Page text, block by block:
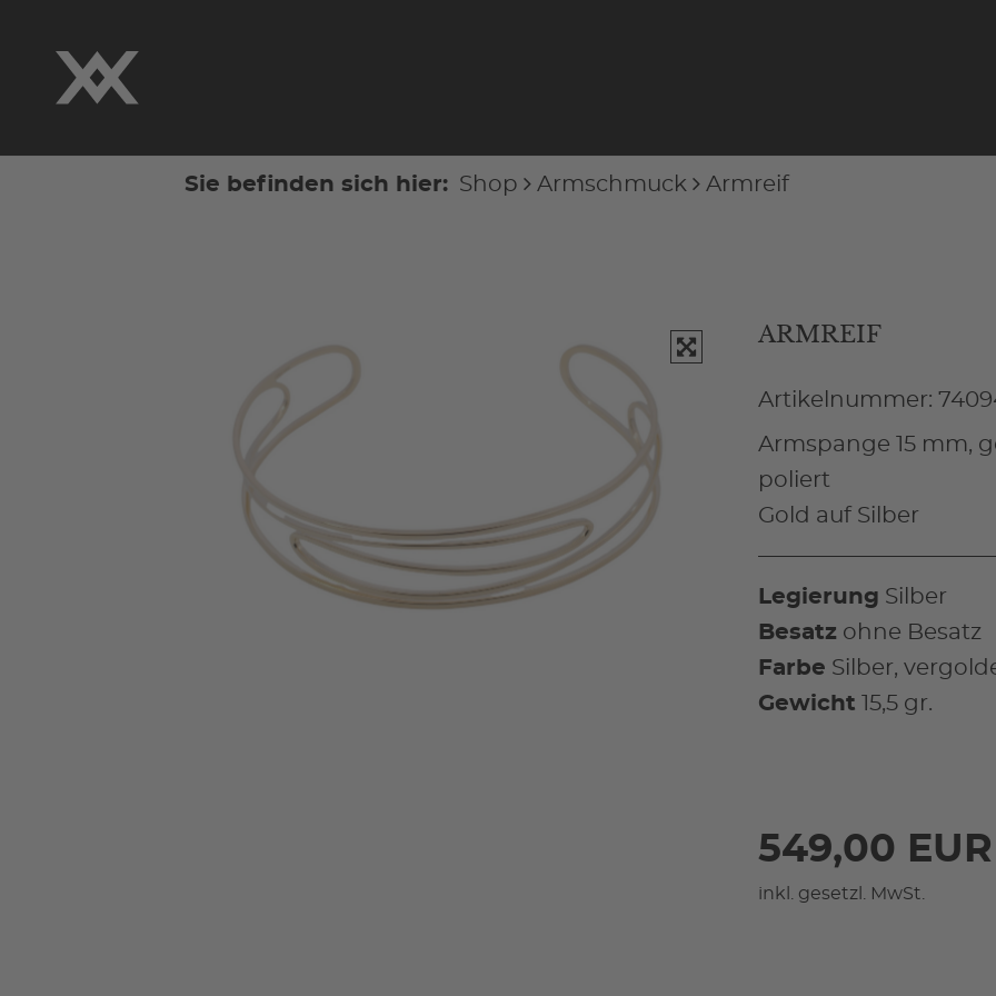
Sie befinden sich hier: Shop Armschmuck Armreif
ARMREIF
Artikelnummer:
Armspange 15 mm,
poliert
Gold auf Silber
Legierung Silber
Besatz ohne Besatz
Farbe Silber,
Gewicht
15,5 gr.
549,00 EUR
inkl. gesetzl. MwSt.